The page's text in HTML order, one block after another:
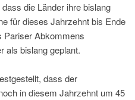
die Länder ihre bislang
für dieses Jahrzehnt bis Ende
Pariser Abkommens
als bislang geplant.
dass der
in diesem Jahrzehnt um 45